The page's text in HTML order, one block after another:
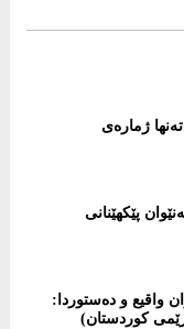
ژمارەی
پێکهێنانی
واقیع و دەستوردا:
کوردستان)